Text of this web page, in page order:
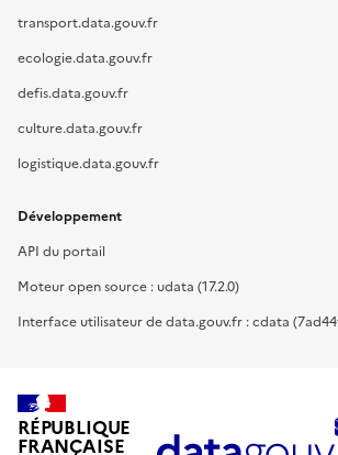
transport.data.gouv.fr
ecologie.data.gouv.fr
defis.data.gouv.fr
culture.data.gouv.fr
logistique.data.gouv.fr
Développement
API du portail
Moteur open source : udata (17.2.0)
Interface utilisateur de data.gouv.fr : cdata
RÉPUBLIQUE
FRANÇAISE